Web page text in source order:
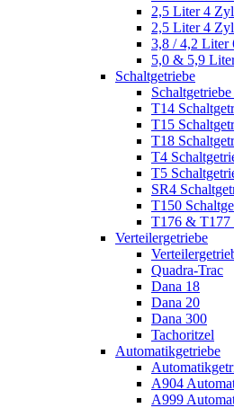
2,5 Liter 4
2,5 Liter 4
3,8 / 4,2 Liter
5,0 & 5,9
Schaltgetriebe
T14
T15
T18
T4
T5
SR4
T150
T176 & T177
Verteilergetriebe
Quadra-Trac
Dana 18
Dana 20
Dana 300
Tachoritzel
Automatikgetriebe
A904
A999